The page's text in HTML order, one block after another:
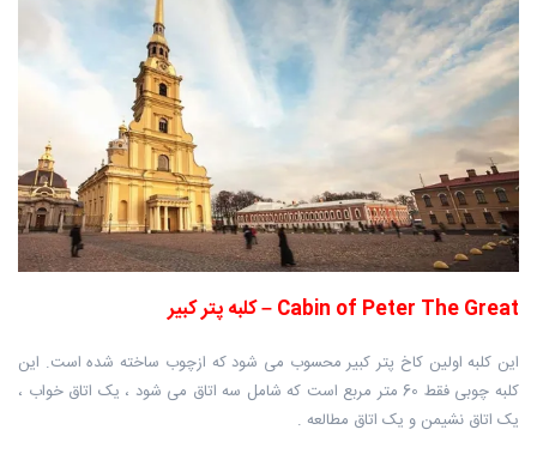
Cabin of Peter The Great – کلبه پتر کبیر
این کلبه اولین کاخ پتر کبیر محسوب می شود که ازچوب ساخته شده است. این
کلبه چوبی فقط 60 متر مربع است که شامل سه اتاق می شود ، یک اتاق خواب ،
یک اتاق نشیمن و یک اتاق مطالعه .